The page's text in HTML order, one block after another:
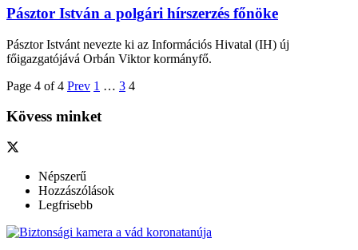
Pásztor István a polgári hírszerzés főnöke
Pásztor Istvánt nevezte ki az Információs Hivatal (IH) új
főigazgatójává Orbán Viktor kormányfő.
Page 4 of 4 Prev 1 … 3 4
Kövess minket
Népszerű
Hozzászólások
Legfrisebb